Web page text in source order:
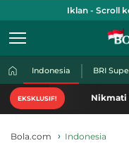
Iklan - Scroll
Indonesia BRI
EKSKLUSIF! Nikmati
Bola.com Indonesia